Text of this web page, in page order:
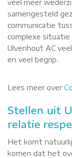
veel meer
samengesteld
communicatie
complexe situatie
Ulvenhout AC
en veel begrip.
Lees meer over
Stellen uit
relatie
Het komt
komen dat het